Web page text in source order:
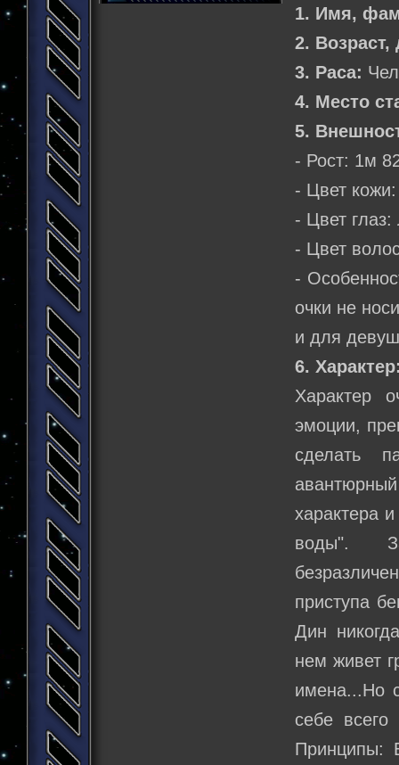
1. Имя,
2.
3. Раса:
4. Место
5.
- Рост: 1м
- Цвет
- Цвет
- Цвет
-
очки не
и для
6.
Характер
эмоции,
сделать
характера
воды".
приступа
Дин
нем живет
имена...Но
себе
Принципы: